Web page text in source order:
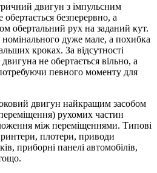
двигун з імпульсним
безперервно, а
обертальний рух на заданий кут.
номінального дуже мале, а похибка
кроках. За відсутності
не обертається вільно, а
певного моменту для
двигун найкращим засобом
рухомих частин
між переміщеннями. Типові
плотери, приводи
приборні панелі автомобілів,